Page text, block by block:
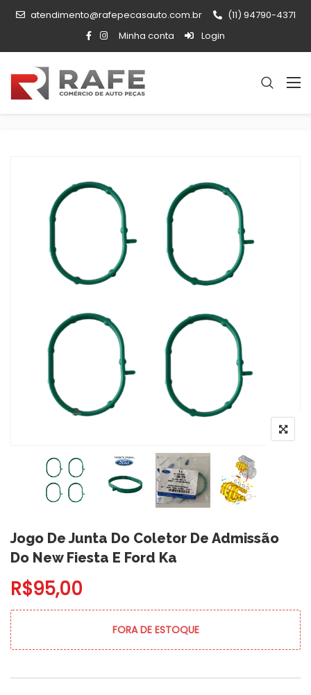
atendimento@rafepecasauto.com.br
(11) 94790-4371
Minha conta
Login
Jogo De Junta Do Coletor De Admissão
Do New Fiesta E Ford Ka
R$95,00
FORA DE ESTOQUE